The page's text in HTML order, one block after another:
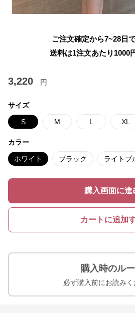
ご注文確定から7~28日
送料は1注文あたり 1000
3,220 円
サイズ
S M L XL
カラー
ホワイト ブラック ライトブ
購入画面に進
カートに追加
購入時のル
必ず購入前にお読みく